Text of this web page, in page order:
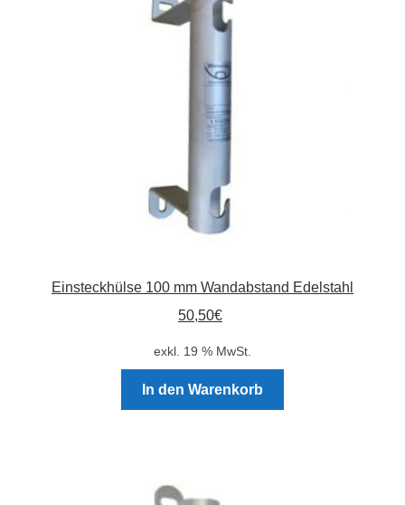
Einsteckhülse 100 mm Wandabstand Edelstahl
50,50€
exkl. 19 % MwSt.
In den Warenkorb